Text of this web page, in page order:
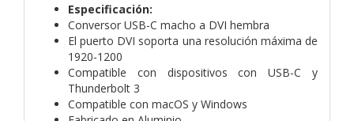
Especificación:
Conversor USB-C macho a DVI hembra
El puerto DVI soporta una resolución máxima de
1920-1200
Compatible con dispositivos con USB-C y
Thunderbolt 3
Compatible con macOS y Windows